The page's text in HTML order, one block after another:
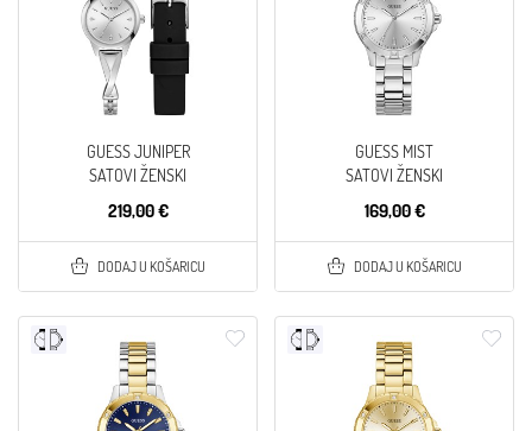
GUESS JUNIPER
SATOVI ŽENSKI
219,00 €
DODAJ U KOŠARICU
GUESS MIST
SATOVI ŽENSKI
169,00 €
DODAJ U KOŠARICU